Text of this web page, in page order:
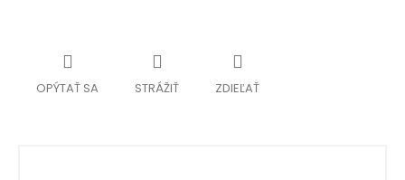
OPÝTAŤ SA STRÁŽIŤ ZDIEĽAŤ